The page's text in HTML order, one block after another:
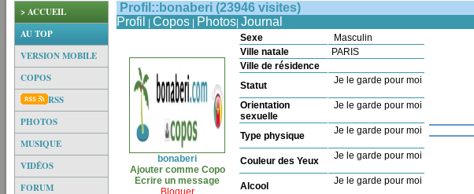
> ACCUEIL
AU TOP
VERSION MOBILE
COPOS
RSS
PHOTOS
MUSIQUE
VIDÉOS
FORUM
Profil::bonaberi (23946 visites)
Profil
Copos Photos Journal
bonaberi
Ajouter comme Copo
Ecrire un message
Bloquer
Sexe
Masculin
Ville natale
PARIS
Ville de résidence
Statut
Je le garde pour moi
Orientation
sexuelle
Je le garde pour moi
Type physique Je le garde pour moi
Couleur des Yeux Je le garde pour moi
Alcool Je le garde pour moi